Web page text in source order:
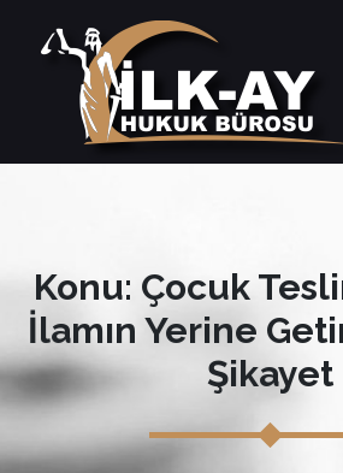
Konu: Çocuk
İlamın Yerine
Şikayet